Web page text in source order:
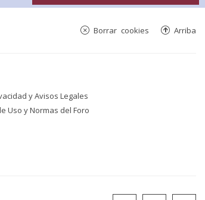
Arriba
Borrar cookies
y Avisos Legales
Uso y Normas del Foro